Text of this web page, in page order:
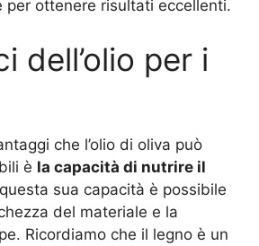
per ottenere risultati eccellenti.
dell’olio per i
che l’olio di oliva può
è la capacità di nutrire il
sua capacità è possibile
del materiale e la
Ricordiamo che il legno è un